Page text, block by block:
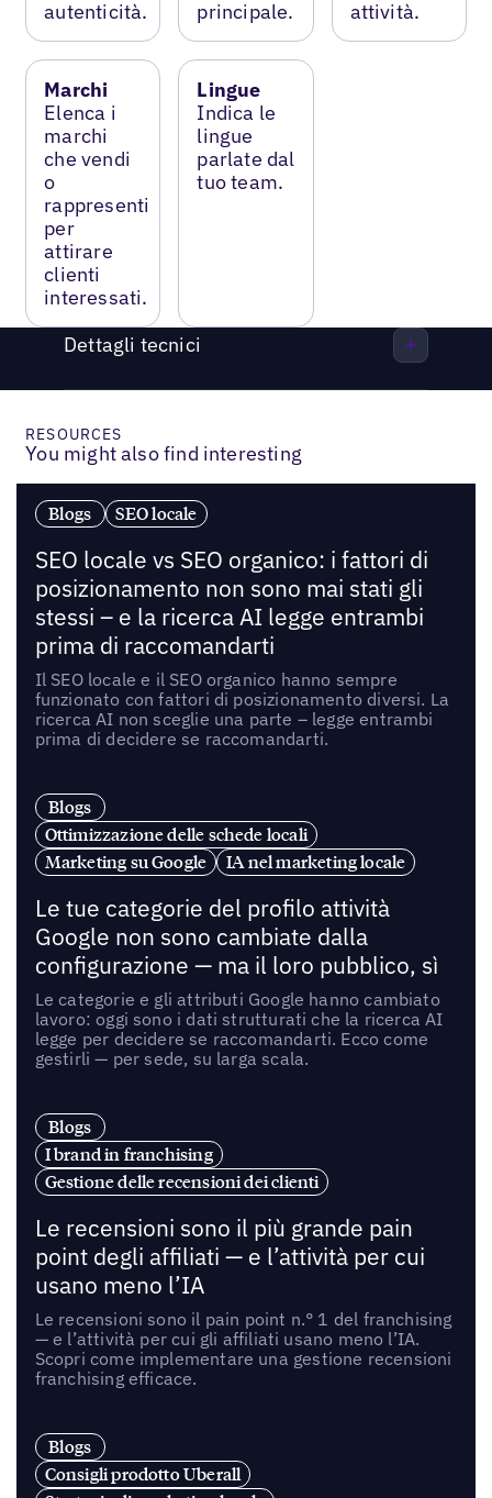
autenticità.
principale.
attività.
Marchi
Elenca i
marchi
che vendi
o
rappresenti
per
attirare
clienti
interessati.
Lingue
Indica le
lingue
parlate dal
tuo team.
Dettagli tecnici
RESOURCES
You might also find interesting
Blogs SEO locale
SEO locale vs SEO organico: i fattori di
posizionamento non sono mai stati gli
stessi – e la ricerca AI legge entrambi
prima di raccomandarti
Il SEO locale e il SEO organico hanno sempre
funzionato con fattori di posizionamento diversi. La
ricerca AI non sceglie una parte – legge entrambi
prima di decidere se raccomandarti.
Blogs
Ottimizzazione delle schede locali
Marketing su Google
IA nel marketing locale
Le tue categorie del profilo attività
Google non sono cambiate dalla
configurazione — ma il loro pubblico, sì
Le categorie e gli attributi Google hanno cambiato
lavoro: oggi sono i dati strutturati che la ricerca AI
legge per decidere se raccomandarti. Ecco come
gestirli — per sede, su larga scala.
Blogs
I brand in franchising
Gestione delle recensioni dei clienti
Le recensioni sono il più grande pain
point degli affiliati — e l’attività per cui
usano meno l’IA
Le recensioni sono il pain point n.° 1 del franchising
— e l’attività per cui gli affiliati usano meno l’IA.
Scopri come implementare una gestione recensioni
franchising efficace.
Blogs
Consigli prodotto Uberall